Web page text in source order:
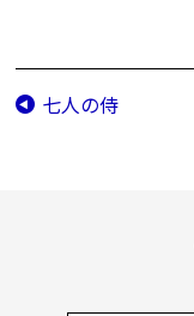
七人の侍